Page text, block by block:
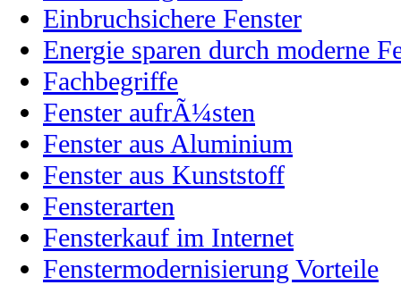
Einbruchsichere Fenster
Energie sparen durch moderne
Fachbegriffe
Fenster aufrÃ¼sten
Fenster aus Aluminium
Fenster aus Kunststoff
Fensterarten
Fensterkauf im Internet
Fenstermodernisierung Vorteile